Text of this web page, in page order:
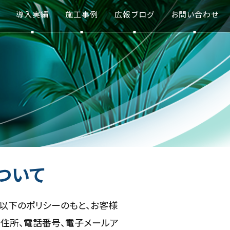
導入実績 施工事例 広報ブログ お問い合わせ
いて
下のポリシーのもと、お客様
所、電話番号、電子メールア